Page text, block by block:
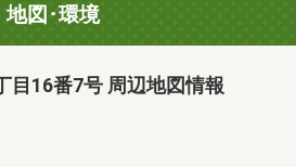
地図･環境
目16番7号 周辺地図情報